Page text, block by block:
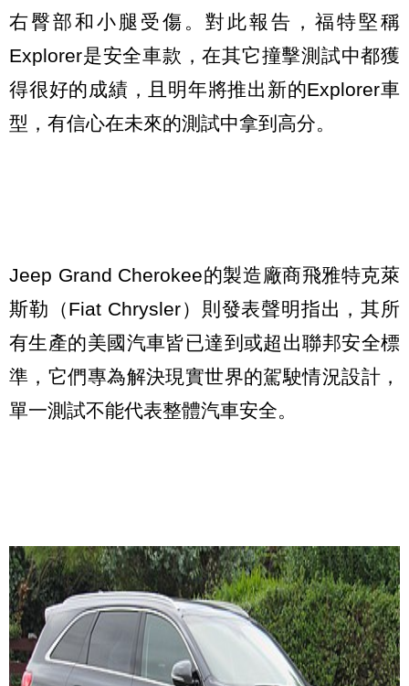
右臀部和小腿受傷。對此報告，福特堅稱
Explorer是安全車款，在其它撞擊測試中都獲
得很好的成績，且明年將推出新的Explorer車
型，有信心在未來的測試中拿到高分。
Jeep Grand Cherokee的製造廠商飛雅特克萊
斯勒（Fiat Chrysler）則發表聲明指出，其所
有生產的美國汽車皆已達到或超出聯邦安全標
準，它們專為解決現實世界的駕駛情況設計，
單一測試不能代表整體汽車安全。